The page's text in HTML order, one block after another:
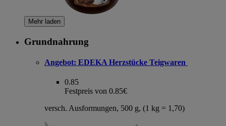
Mehr laden
Grundnahrung
Angebot: EDEKA Herzstücke Teigwaren
0.85
Festpreis von 0.85€
versch. Ausformungen, 500 g, (1 kg = 1,70)